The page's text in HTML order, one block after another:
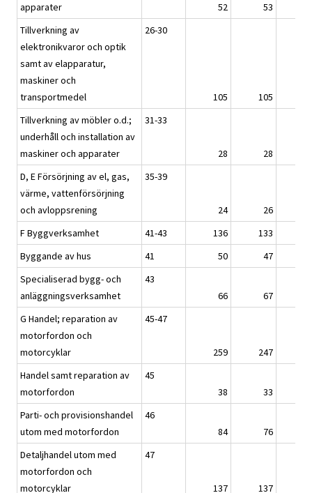
apparater
52
53
Tillverkning av
elektronikvaror och optik
samt av elapparatur,
maskiner och
transportmedel
26-30
105
105
Tillverkning av möbler o.d.;
underhåll och installation av
maskiner och apparater
31-33
28
28
D, E Försörjning av el, gas,
värme, vattenförsörjning
och avloppsrening
35-39
24
26
F Byggverksamhet
41-43 136
133
Byggande av hus
41 50
47
Specialiserad bygg- och
anläggningsverksamhet
43
66
67
G Handel; reparation av
motorfordon och
motorcyklar
45-47
259
247
Handel samt reparation av
motorfordon
45
38
33
Parti- och provisionshandel
utom med motorfordon
46
84
76
Detaljhandel utom med
motorfordon och
motorcyklar
47
137 137